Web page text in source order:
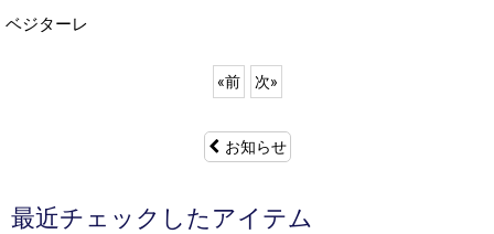
ベジターレ
«前 次»
お知らせ
最近チェックしたアイテム